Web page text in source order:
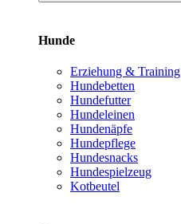
Hunde
Erziehung & Training
Hundebetten
Hundefutter
Hundeleinen
Hundenäpfe
Hundepflege
Hundesnacks
Hundespielzeug
Kotbeutel